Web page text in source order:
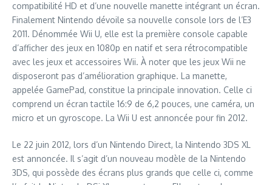
compatibilité HD et d’une nouvelle manette intégrant un écran.
Finalement Nintendo dévoile sa nouvelle console lors de l’E3
2011. Dénommée Wii U, elle est la première console capable
d’afficher des jeux en 1080p en natif et sera rétrocompatible
avec les jeux et accessoires Wii. À noter que les jeux Wii ne
disposeront pas d’amélioration graphique. La manette,
appelée GamePad, constitue la principale innovation. Celle ci
comprend un écran tactile 16:9 de 6,2 pouces, une caméra, un
micro et un gyroscope. La Wii U est annoncée pour fin 2012.
Le 22 juin 2012, lors d’un Nintendo Direct, la Nintendo 3DS XL
est annoncée. Il s’agit d’un nouveau modèle de la Nintendo
3DS, qui possède des écrans plus grands que celle ci, comme